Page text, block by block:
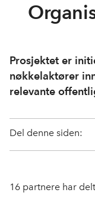
Prosjektet er
nøkkelaktører
relevante
Del denne siden:
16 partnere har